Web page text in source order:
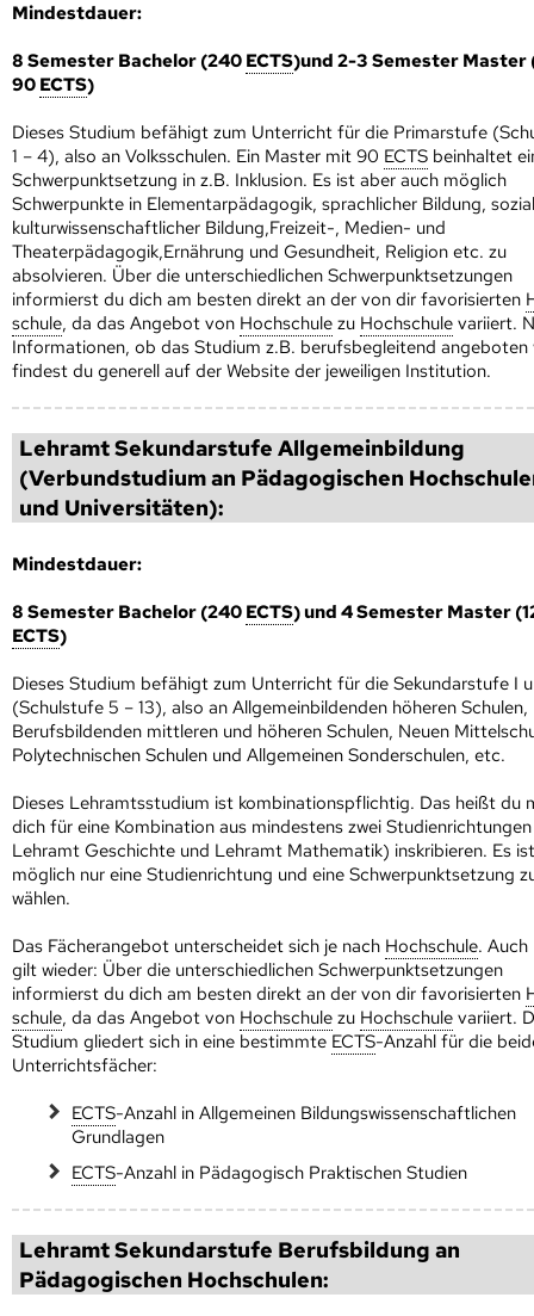
Mindestdauer:
8 Semester Bachelor (240 ECTS)und 2-3 Semester Master
90 ECTS)
Dieses Studium befähigt zum Unterricht für die Primarstufe
1 – 4), also an Volksschulen. Ein Master mit 90 ECTS beinhaltet
Schwerpunktsetzung in z.B. Inklusion. Es ist aber auch möglich
Schwerpunkte in Elementarpädagogik, sprachlicher Bildung,
kulturwissenschaftlicher Bildung,Freizeit-, Medien- und
Theaterpädagogik,Ernährung und Gesundheit, Religion etc. zu
absolvieren. Über die unterschiedlichen Schwerpunktsetzungen
informierst du dich am besten direkt an der von dir favorisierten
schule, da das Angebot von Hoch­schule zu Hoch­schule variiert.
Informationen, ob das Studium z.B. berufsbegleitend angeboten
findest du generell auf der Website der jeweiligen Institution.
Lehramt Sekundarstufe Allgemeinbildung
(Verbundstudium an Pädagogischen
und Universitäten):
Mindestdauer:
8 Semester Bachelor (240 ECTS) und 4 Semester Master
ECTS)
Dieses Studium befähigt zum Unterricht für die Sekundarstufe I
(Schulstufe 5 – 13), also an Allgemeinbildenden höheren Schulen,
Berufsbildenden mittleren und höheren Schulen, Neuen
Polytechnischen Schulen und Allgemeinen Sonderschulen, etc.
Dieses Lehramtsstudium ist kombinationspflichtig. Das heißt du
dich für eine Kombination aus mindestens zwei
Lehramt Geschichte und Lehramt Mathematik) inskribieren. Es
möglich nur eine Studienrichtung und eine Schwerpunktsetzung
wählen.
Das Fächerangebot unterscheidet sich je nach Hoch­schule. Auch
gilt wieder: Über die unterschiedlichen Schwerpunktsetzungen
informierst du dich am besten direkt an der von dir favorisierten
schule, da das Angebot von Hoch­schule zu Hoch­schule variiert.
Studium gliedert sich in eine bestimmte ECTS-Anzahl für die
Unterrichtsfächer:
ECTS-Anzahl in Allgemeinen Bildungswissenschaftlichen
Grundlagen
ECTS-Anzahl in Pädagogisch Praktischen Studien
Lehramt Sekundarstufe Berufsbildung an
Pädagogischen Hoch­schulen: